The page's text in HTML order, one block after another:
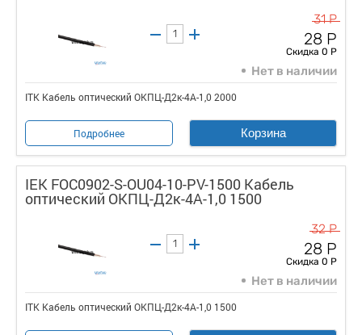
31 Р
28 Р
Скидка 0 Р
Нет в наличии
ITK Кабель оптический ОКПЦ-Д2к-4А-1,0 2000
Подробнее Корзина
IEK FOC0902-S-OU04-10-PV-1500 Кабель
оптический ОКПЦ-Д2к-4А-1,0 1500
32 Р
28 Р
Скидка 0 Р
Нет в наличии
ITK Кабель оптический ОКПЦ-Д2к-4А-1,0 1500